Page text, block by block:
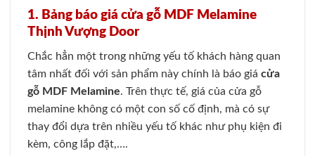
1. Bảng báo giá cửa gỗ MDF Melamine
Thịnh Vượng Door
Chắc hẳn một trong những yếu tố khách hàng quan
tâm nhất đối với sản phẩm này chính là báo giá cửa
gỗ MDF Melamine. Trên thực tế, giá của cửa gỗ
melamine không có một con số cố định, mà có sự
thay đổi dựa trên nhiều yếu tố khác như phụ kiện đi
kèm, công lắp đặt,….